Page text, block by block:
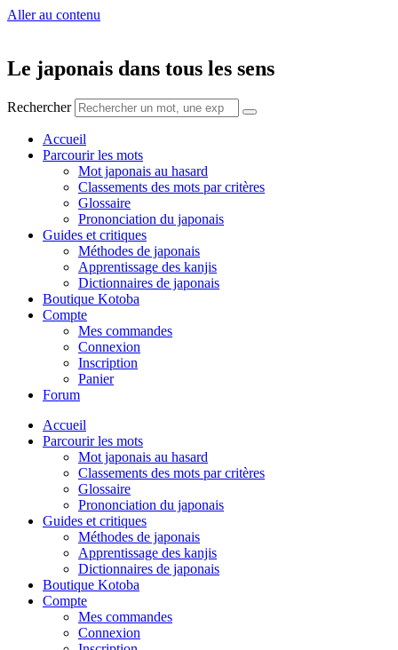
Aller au contenu
Le japonais dans tous les sens
Rechercher
Accueil
Parcourir les mots
Mot japonais au hasard
Classements des mots par critères
Glossaire
Prononciation du japonais
Guides et critiques
Méthodes de japonais
Apprentissage des kanjis
Dictionnaires de japonais
Boutique Kotoba
Compte
Mes commandes
Connexion
Inscription
Panier
Forum
Accueil
Parcourir les mots
Mot japonais au hasard
Classements des mots par critères
Glossaire
Prononciation du japonais
Guides et critiques
Méthodes de japonais
Apprentissage des kanjis
Dictionnaires de japonais
Boutique Kotoba
Compte
Mes commandes
Connexion